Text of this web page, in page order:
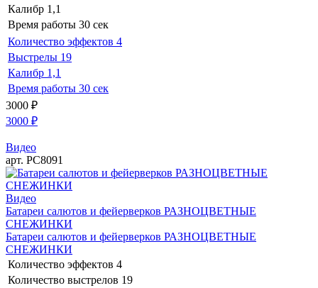
Калибр 1,1
Время работы 30 сек
Количество эффектов 4
Выстрелы 19
Калибр 1,1
Время работы 30 сек
3000 ₽
3000 ₽
Видео
арт. РС8091
Видео
Батареи салютов и фейерверков РАЗНОЦВЕТНЫЕ
СНЕЖИНКИ
Батареи салютов и фейерверков РАЗНОЦВЕТНЫЕ
СНЕЖИНКИ
Количество эффектов 4
Количество выстрелов 19